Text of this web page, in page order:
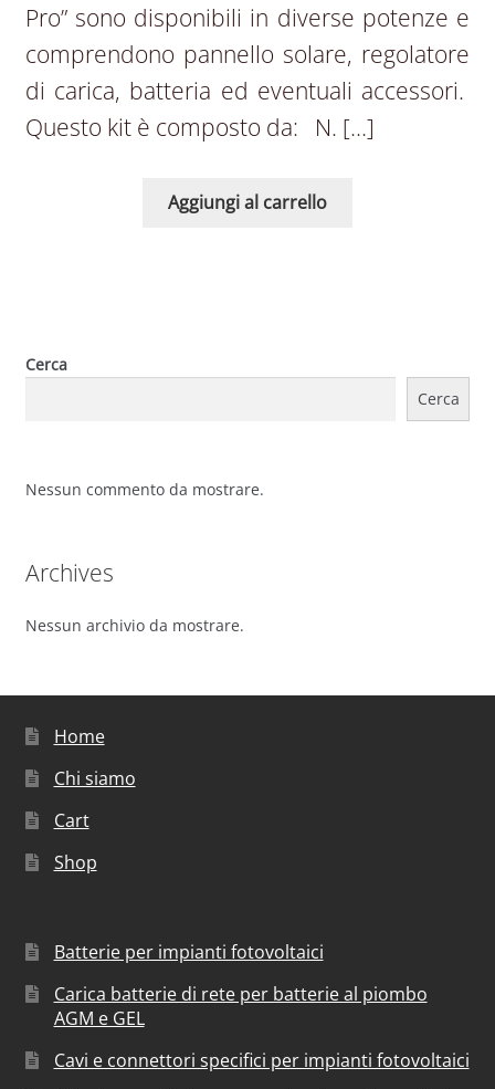
Pro” sono disponibili in diverse potenze e
comprendono pannello solare, regolatore
di carica, batteria ed eventuali accessori.
Questo kit è composto da: N. […]
Aggiungi al carrello
Cerca
Cerca
Nessun commento da mostrare.
Archives
Nessun archivio da mostrare.
Home
Chi siamo
Cart
Shop
Batterie per impianti fotovoltaici
Carica batterie di rete per batterie al piombo
AGM e GEL
Cavi e connettori specifici per impianti fotovoltaici